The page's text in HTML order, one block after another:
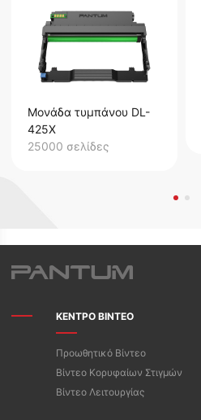
Μονάδα τυμπάνου DL-
425X
25000 σελίδες
ΚΕΝΤΡΟ ΒΙΝΤΕΟ
Προωθητικό Βίντεο
Βίντεο Κορυφαίων Στιγμών
Βίντεο Λειτουργίας